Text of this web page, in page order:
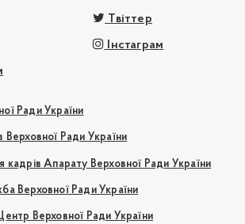
Твіттер
Інстаграм
Ради України
Верховної Ради України
кадрів Апарату Верховної Ради України
Верховної Ради України
Верховної Ради України